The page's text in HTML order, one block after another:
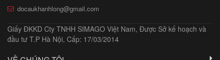
docaukhanhlong@gmail.com
Giấy ĐKKD Cty TNHH SIMAGO Việt Nam, Được Sở kế hoạch và
đầu tư T.P Hà Nội, Cấp: 17/03/2014